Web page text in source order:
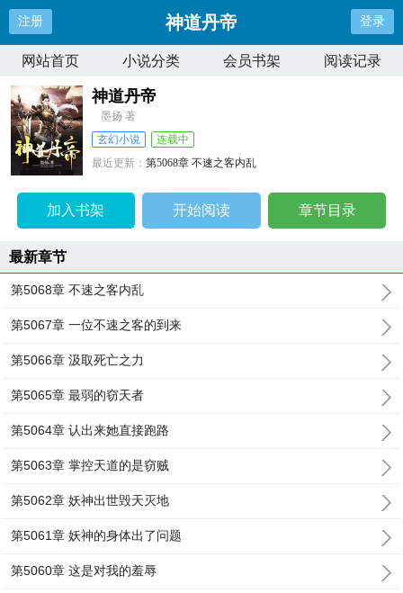
注册 神道丹帝 登录
网站首页 小说分类 会员书架 阅读记录
神道丹帝
墨扬 著
玄幻小说
连载中
最近更新：第5068章 不速之客内乱
加入书架 开始阅读 章节目录
最新章节
第5068章 不速之客内乱
第5067章 一位不速之客的到来
第5066章 汲取死亡之力
第5065章 最弱的窃天者
第5064章 认出来她直接跑路
第5063章 掌控天道的是窃贼
第5062章 妖神出世毁天灭地
第5061章 妖神的身体出了问题
第5060章 这是对我的羞辱